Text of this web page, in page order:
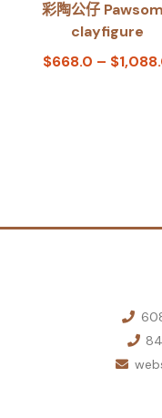
彩陶公仔
clayfigure
$668.0 – $